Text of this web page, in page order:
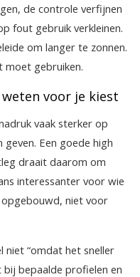
de controle verfijnen
fout gebruik verkleinen.
om langer te zonnen.
gebruiken.
voor je kiest
vaak sterker op
geven. Een goede high
draait daarom om
interessanter voor wie
niet voor
“omdat het sneller
bepaalde profielen en